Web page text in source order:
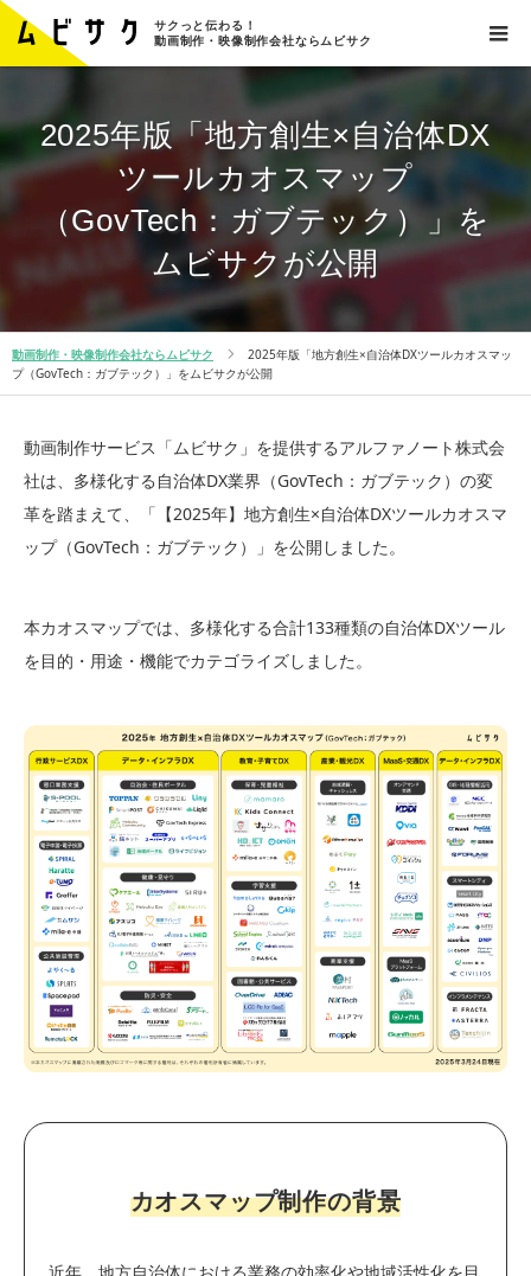
サクっと伝わる！
動画制作・映像制作会社ならムビサク
2025年版「地方創生×自治体DX
ツールカオスマップ
（GovTech：ガブテック）」を
ムビサクが公開
動画制作・映像制作会社ならムビサク
2025年版「地方創生×自治体DXツールカオスマッ
プ（GovTech：ガブテック）」をムビサクが公開
動画制作サービス「ムビサク」を提供するアルファノート株式会
社は、多様化する自治体DX業界（GovTech：ガブテック）の変
革を踏まえて、「【2025年】地方創生×自治体DXツールカオスマ
ップ（GovTech：ガブテック）」を公開しました。
本カオスマップでは、多様化する合計133種類の自治体DXツール
を目的・用途・機能でカテゴライズしました。
カオスマップ制作の背景